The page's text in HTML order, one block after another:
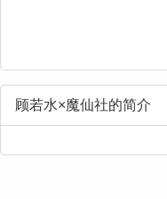
顾若水×魔仙社的简介